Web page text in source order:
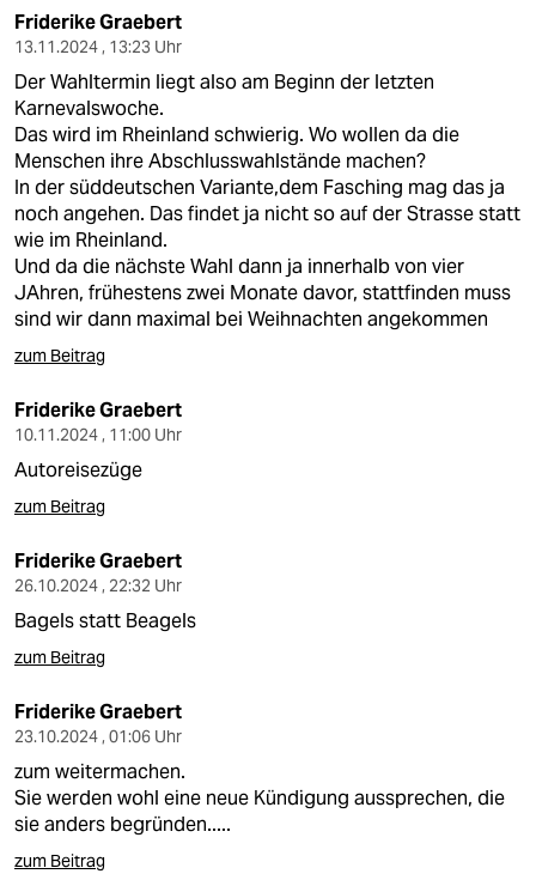
Friderike Graebert
13.11.2024 , 13:23 Uhr
Der Wahltermin liegt also am Beginn der letzten
Karnevalswoche.
Das wird im Rheinland schwierig. Wo wollen da die
Menschen ihre Abschlusswahlstände machen?
In der süddeutschen Variante,dem Fasching mag das ja
noch angehen. Das findet ja nicht so auf der Strasse statt
wie im Rheinland.
Und da die nächste Wahl dann ja innerhalb von vier
JAhren, frühestens zwei Monate davor, stattfinden muss
sind wir dann maximal bei Weihnachten angekommen
zum Beitrag
Friderike Graebert
10.11.2024 , 11:00 Uhr
Autoreisezüge
zum Beitrag
Friderike Graebert
26.10.2024 , 22:32 Uhr
Bagels statt Beagels
zum Beitrag
Friderike Graebert
23.10.2024 , 01:06 Uhr
zum weitermachen.
Sie werden wohl eine neue Kündigung aussprechen, die
sie anders begründen.....
zum Beitrag